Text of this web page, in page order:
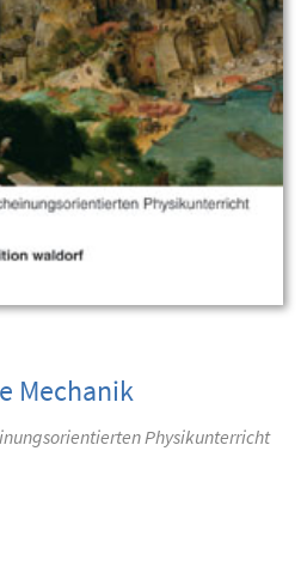
Mechanik
Physikunterricht